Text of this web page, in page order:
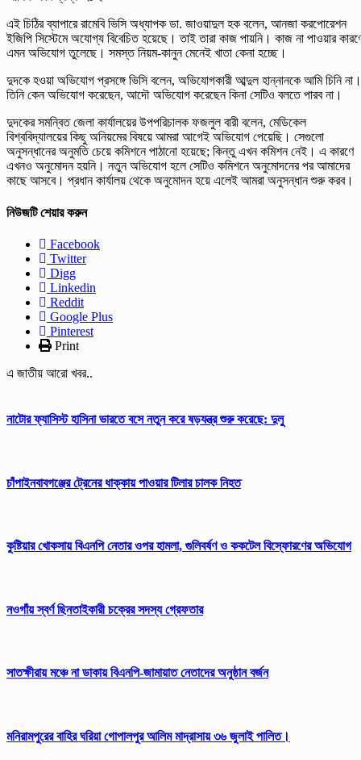
এই চিঠির ব্যাপারে রামেবি ভিসি অধ্যাপক ডা. জাওয়াদুল হক বলেন, আনজা করপোরেশন
ইজিপি সিস্টেমে অযোগ্য বিবেচিত হয়েছে। তাই তারা কাজ পায়নি। কাজ না পাওয়ার
এমন অভিযোগ তুলেছে। সমস্ত নিয়ম-কানুন মেনেই খাতা কেনা হচ্ছে।
দুদকে হওয়া অভিযোগ প্রসঙ্গে ভিসি বলেন, অভিযোগকারী আব্দুল হান্নানকে আমি চিনি না।
তিনি কেন অভিযোগ করেছেন, আদৌ অভিযোগ করেছেন কিনা সেটিও বলতে পারব না।
দুদকের সমন্বিত জেলা কার্যালয়ের উপপরিচালক ফজলুল বারী বলেন, মেডিকেল
বিশ্ববিদ্যালয়ের কিছু অনিয়মের বিষয়ে আমরা আগেই অভিযোগ পেয়েছি। সেগুলো
অনুসন্ধানের অনুমতি চেয়ে কমিশনে পাঠানো হয়েছে; কিন্তু এখন কমিশন নেই। এ কারণে
এখনও অনুমোদন হয়নি। নতুন অভিযোগ হলে সেটিও কমিশনে অনুমোদনের পর আমাদের
কাছে আসবে। প্রধান কার্যালয় থেকে অনুমোদন হয়ে এলেই আমরা অনুসন্ধান শুরু করব।
নিউজটি শেয়ার করুন
Facebook
Twitter
Digg
Linkedin
Reddit
Google Plus
Pinterest
Print
এ জাতীয় আরো খবর..
নাটোর ফ্যাসিস্ট হাসিনা ভারতে বসে নতুন করে ষড়যন্ত্র শুরু করেছে: দুলু
চাঁপাইনবাবগঞ্জের ট্রেনের ধাক্কায় পাওয়ার টিলার চালক নিহত
​কুষ্টিয়ার খোকসায় বিএনপি নেতার ওপর হামলা, গুলিবর্ষণ ও ককটেল বিস্ফোরণের অভিযোগ
নওগাঁয় স্বর্ণ ছিনতাইকারী চক্রের সদস্য গ্রেফতার
সাতক্ষীরায় মঞ্চে না ডাকায় বিএনপি-জামায়াত নেতাদের অনুষ্ঠান বর্জন
মনিরামপুরের বাহির ঘরিয়া গোপালপুর আলিম মাদ্রাসায় ৩৬ জুলাই পালিত।